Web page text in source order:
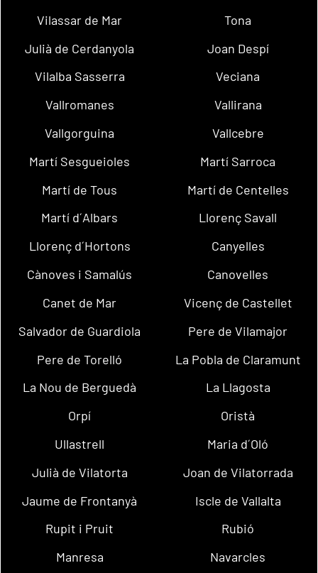
Vilassar de Mar
Tona
Julià de Cerdanyola
Joan Despí
Vilalba Sasserra
Veciana
Vallromanes
Vallirana
Vallgorguina
Vallcebre
Martí Sesgueioles
Martí Sarroca
Martí de Tous
Martí de Centelles
Martí d´Albars
Llorenç Savall
Llorenç d´Hortons
Canyelles
Cànoves i Samalús
Canovelles
Canet de Mar
Vicenç de Castellet
Salvador de Guardiola
Pere de Vilamajor
Pere de Torelló
La Pobla de Claramunt
La Nou de Berguedà
La Llagosta
Orpí
Oristà
Ullastrell
Maria d´Oló
Julià de Vilatorta
Joan de Vilatorrada
Jaume de Frontanyà
Iscle de Vallalta
Rupit i Pruit
Rubió
Manresa
Navarcles